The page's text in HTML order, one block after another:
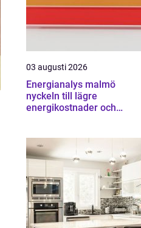
03 augusti 2026
Energianalys malmö
nyckeln till lägre
energikostnader och